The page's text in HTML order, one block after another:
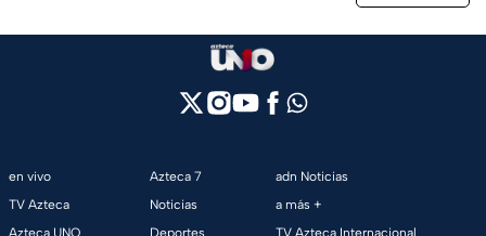
en vivo
TV Azteca
Azteca 7
Noticias
adn Noticias
a más +